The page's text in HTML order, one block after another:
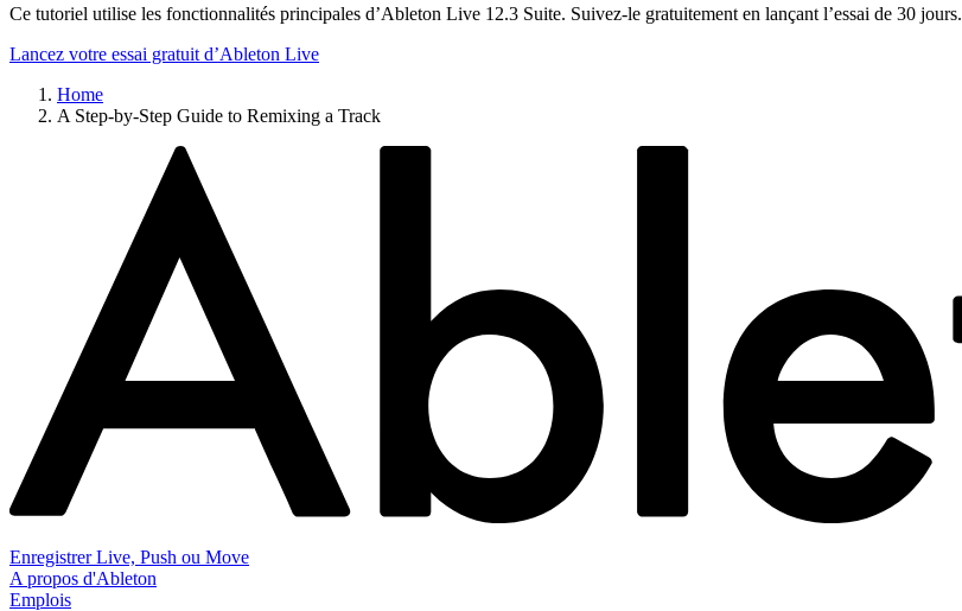
Ce tutoriel utilise les fonctionnalités principales d’Ableton Live 12.3 Suite. Suivez-le gratuitement en lançant l’essai de 30 jours.
Lancez votre essai gratuit d’Ableton Live
Home
A Step-by-Step Guide to Remixing a Track
Enregistrer Live, Push ou Move
A propos d'Ableton
Emplois